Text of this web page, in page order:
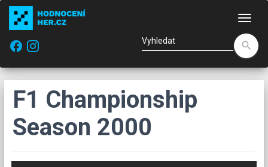
facebook
search
F1 Championship
Season 2000